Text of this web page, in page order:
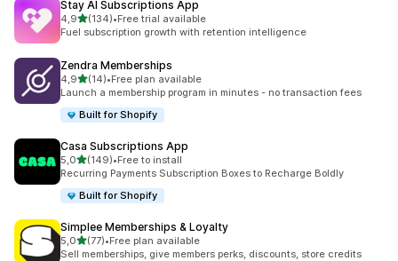
Stay AI Subscriptions App
4,9na 5 gwiazdek
(134)
Łączna liczba recenzji: 134
•Free trial available
Fuel subscription growth with retention intelligence
Zendra Memberships
4,9na 5 gwiazdek
(14)
Łączna liczba recenzji: 14
•Free plan available
Launch a membership program in minutes - no transaction fees
Built for Shopify
Casa Subscriptions App
5,0na 5 gwiazdek
(149)
Łączna liczba recenzji: 149
•Free to install
Recurring Payments Subscription Boxes to Recharge Boldly
Built for Shopify
Simplee Memberships & Loyalty
5,0na 5 gwiazdek
(77)
Łączna liczba recenzji: 77
•Free plan available
Sell memberships, give members perks, discounts, store credits